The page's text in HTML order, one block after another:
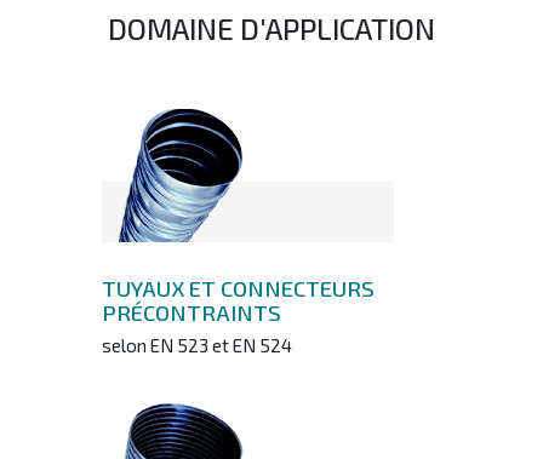
DOMAINE D'APPLICATION
TUYAUX ET CONNECTEURS
PRÉCONTRAINTS
selon EN 523 et EN 524